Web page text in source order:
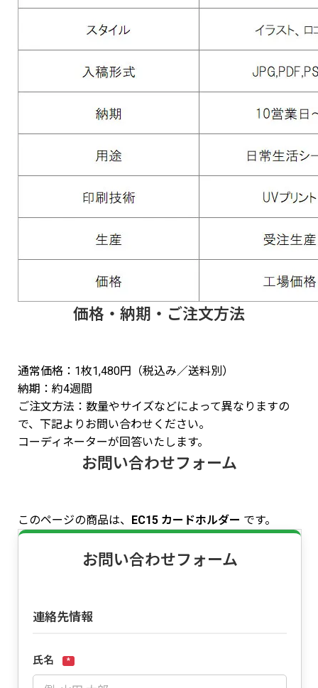
価格・納期・ご注文方法
通常価格：1枚1,480円（税込み／送料別）
納期：約4週間
ご注文方法：数量やサイズなどによって異なりますの
で、下記よりお問い合わせください。
コーディネーターが回答いたします。
お問い合わせフォーム
このページの商品は、 EC15 カードホルダー です。
お問い合わせフォーム
連絡先情報
氏名 *